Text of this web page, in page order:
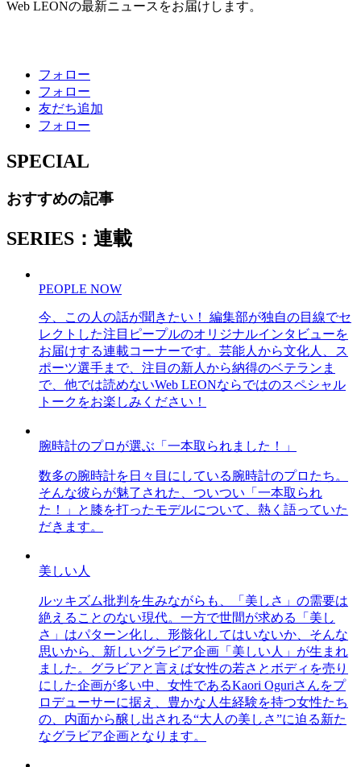
Web LEONの最新ニュースをお届けします。
フォロー
フォロー
友だち追加
フォロー
SPECIAL
おすすめの記事
SERIES：連載
PEOPLE NOW
今、この人の話が聞きたい！ 編集部が独自の目線でセ
レクトした注目ピープルのオリジナルインタビューを
お届けする連載コーナーです。芸能人から文化人、ス
ポーツ選手まで、注目の新人から納得のベテランま
で、他では読めないWeb LEONならではのスペシャル
トークをお楽しみください！
腕時計のプロが選ぶ「一本取られました！」
数多の腕時計を日々目にしている腕時計のプロたち。
そんな彼らが魅了された、ついつい「一本取られ
た！」と膝を打ったモデルについて、熱く語っていた
だきます。
美しい人
ルッキズム批判を生みながらも、「美しさ」の需要は
絶えることのない現代。一方で世間が求める「美し
さ」はパターン化し、形骸化してはいないか、そんな
思いから、新しいグラビア企画「美しい人」が生まれ
ました。グラビアと言えば女性の若さとボディを売り
にした企画が多い中、女性であるKaori Oguriさんをプ
ロデューサーに据え、豊かな人生経験を持つ女性たち
の、内面から醸し出される“大人の美しさ”に迫る新た
なグラビア企画となります。